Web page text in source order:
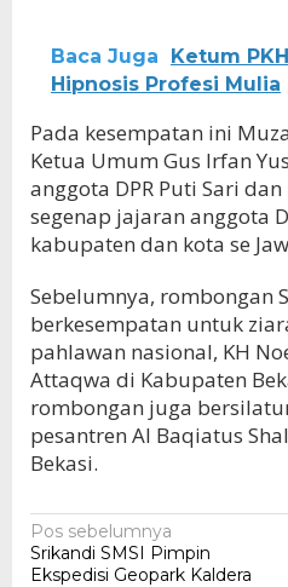
Baca Juga
Ketum
Hipnosis Profesi Mulia
Pada kesempatan ini
Ketua Umum Gus Irfan
anggota DPR Puti Sari
segenap jajaran anggota
kabupaten dan kota se
Sebelumnya, rombongan
berkesempatan untuk
pahlawan nasional, KH
Attaqwa di Kabupaten
rombongan juga
pesantren Al Baqiatus
Bekasi.
Navigasi
pos
Pos sebelumnya
Srikandi SMSI Pimpin
Ekspedisi Geopark Kaldera